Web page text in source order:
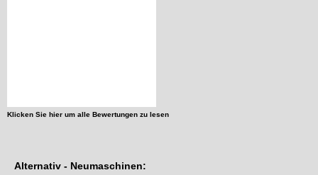
Klicken Sie hier um alle Bewertungen zu lesen
Alternativ - Neumaschinen: